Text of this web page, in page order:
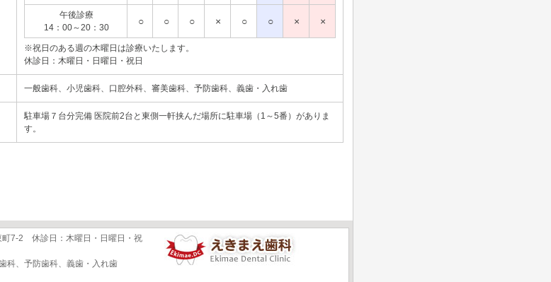
午後診療
14：00～20：30
○ ○ ○ × ○ ○ × ×
※祝日のある週の木曜日は診療いたします。
休診日：木曜日・日曜日・祝日
一般歯科、小児歯科、口腔外科、審美歯科、予防歯科、義歯・入れ歯
駐車場７台分完備 医院前2台と東側一軒挟んだ場所に駐車場（1～5番）がありま
す。
7-2 休診日：木曜日・日曜日・祝
科、予防歯科、義歯・入れ歯